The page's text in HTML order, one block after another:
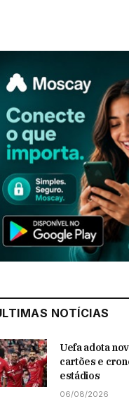
NOTÍCIAS
Uefa adota
cartões e
estádios
06/08/2026